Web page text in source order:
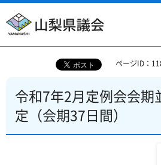
山梨県議会
ページID：
令和7年2月定例会会期
定（会期37日間）